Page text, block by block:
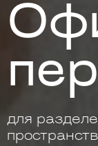
для